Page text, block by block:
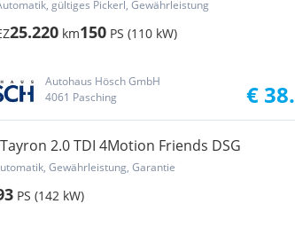
-41%
gültiges Pickerl, Gewährleistung
25.220 km150 PS (110 kW)
Autohaus Hösch GmbH
4061 Pasching
€
2.0 TDI 4Motion Friends DSG
Gewährleistung, Garantie
PS (142 kW)